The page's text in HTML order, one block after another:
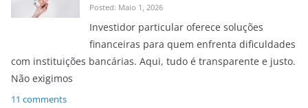
Posted: Maio 1, 2026
Investidor particular oferece soluções
financeiras para quem enfrenta dificuldades
com instituições bancárias. Aqui, tudo é transparente e justo.
Não exigimos
11 comments